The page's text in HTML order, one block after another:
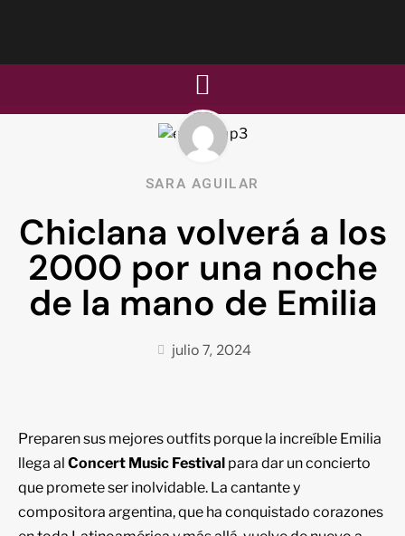
SARA AGUILAR
Chiclana volverá a los
2000 por una noche
de la mano de Emilia
julio 7, 2024
Preparen sus mejores outfits porque la increíble Emilia
llega al Concert Music Festival para dar un concierto
que promete ser inolvidable. La cantante y
compositora argentina, que ha conquistado corazones